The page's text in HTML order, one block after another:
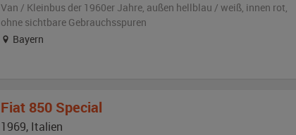
Van / Kleinbus der 1960er Jahre, außen hellblau / weiß, innen rot,
ohne sichtbare Gebrauchsspuren
Bayern
Fiat 850 Special
1969, Italien